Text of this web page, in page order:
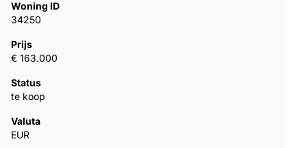
Woning ID
34250
Prijs
€ 163.000
Status
te koop
Valuta
EUR